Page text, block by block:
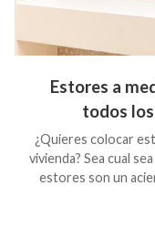
Estores a
todos
¿Quieres colocar
vivienda? Sea cual
estores son un
decorativo en